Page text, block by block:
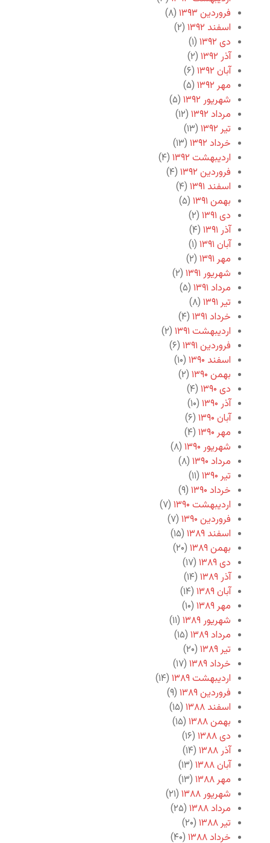
فروردین ۱۳۹۳
(۸)
اسفند ۱۳۹۲
(۲)
دی ۱۳۹۲
(۱)
آذر ۱۳۹۲
(۲)
آبان ۱۳۹۲
(۶)
مهر ۱۳۹۲
(۵)
شهریور ۱۳۹۲
(۵)
مرداد ۱۳۹۲
(۱۲)
تیر ۱۳۹۲
(۱۳)
خرداد ۱۳۹۲
(۱۳)
اردیبهشت ۱۳۹۲
(۴)
فروردین ۱۳۹۲
(۴)
اسفند ۱۳۹۱
(۴)
بهمن ۱۳۹۱
(۵)
دی ۱۳۹۱
(۲)
آذر ۱۳۹۱
(۴)
آبان ۱۳۹۱
(۱)
مهر ۱۳۹۱
(۲)
شهریور ۱۳۹۱
(۲)
مرداد ۱۳۹۱
(۵)
تیر ۱۳۹۱
(۸)
خرداد ۱۳۹۱
(۴)
اردیبهشت ۱۳۹۱
(۲)
فروردین ۱۳۹۱
(۶)
اسفند ۱۳۹۰
(۱۰)
بهمن ۱۳۹۰
(۲)
دی ۱۳۹۰
(۴)
آذر ۱۳۹۰
(۱۰)
آبان ۱۳۹۰
(۶)
مهر ۱۳۹۰
(۴)
شهریور ۱۳۹۰
(۸)
مرداد ۱۳۹۰
(۸)
تیر ۱۳۹۰
(۱۱)
خرداد ۱۳۹۰
(۹)
اردیبهشت ۱۳۹۰
(۷)
فروردین ۱۳۹۰
(۷)
اسفند ۱۳۸۹
(۱۵)
بهمن ۱۳۸۹
(۲۰)
دی ۱۳۸۹
(۱۷)
آذر ۱۳۸۹
(۱۴)
آبان ۱۳۸۹
(۱۴)
مهر ۱۳۸۹
(۱۰)
شهریور ۱۳۸۹
(۱۱)
مرداد ۱۳۸۹
(۱۵)
تیر ۱۳۸۹
(۲۰)
خرداد ۱۳۸۹
(۱۷)
اردیبهشت ۱۳۸۹
(۱۴)
فروردین ۱۳۸۹
(۹)
اسفند ۱۳۸۸
(۱۵)
بهمن ۱۳۸۸
(۱۵)
دی ۱۳۸۸
(۱۶)
آذر ۱۳۸۸
(۱۴)
آبان ۱۳۸۸
(۱۳)
مهر ۱۳۸۸
(۱۳)
شهریور ۱۳۸۸
(۲۱)
مرداد ۱۳۸۸
(۲۵)
تیر ۱۳۸۸
(۲۰)
خرداد ۱۳۸۸
(۴۰)